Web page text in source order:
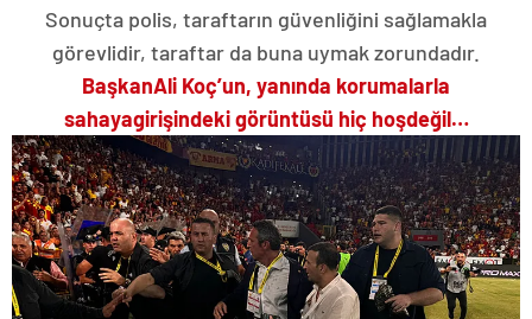
Sonuçta polis, taraftarın güvenliğini sağlamakla
görevlidir, taraftar da buna uymak zorundadır.
BaşkanAli Koç’un, yanında korumalarla
sahayagirişindeki görüntüsü hiç hoşdeğil…